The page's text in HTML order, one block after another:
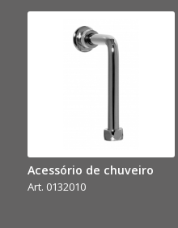
Acessório de chuveiro
Art. 0132010